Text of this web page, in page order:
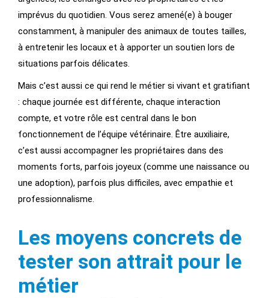
imprévus du quotidien. Vous serez amené(e) à bouger
constamment, à manipuler des animaux de toutes tailles,
à entretenir les locaux et à apporter un soutien lors de
situations parfois délicates.
Mais c’est aussi ce qui rend le métier si vivant et gratifiant
: chaque journée est différente, chaque interaction
compte, et votre rôle est central dans le bon
fonctionnement de l’équipe vétérinaire. Être auxiliaire,
c’est aussi accompagner les propriétaires dans des
moments forts, parfois joyeux (comme une naissance ou
une adoption), parfois plus difficiles, avec empathie et
professionnalisme.
Les moyens concrets de
tester son attrait pour le
métier